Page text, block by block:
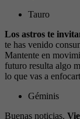
Tauro
Los astros te
te has venido
Mantente en
futuro resulta algo
lo que vas a
Géminis
Buenas noticias.